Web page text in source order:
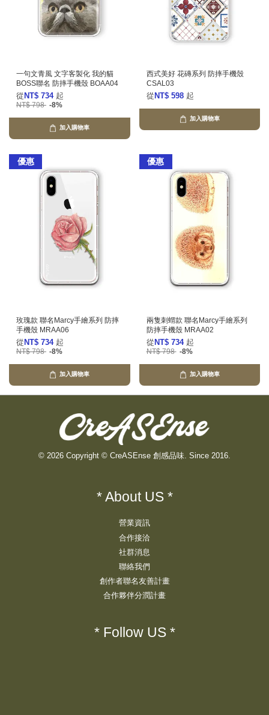
一句文青風 文字客製化 我的貓
BOSS聯名 防摔手機殼 BOAA04
從 NT$ 734 起
NT$ 798 -8%
加入購物車
西式美好 花磚系列 防摔手機殼
CSAL03
從 NT$ 598 起
加入購物車
優惠
玫瑰款 聯名Marcy手繪系列 防摔
手機殼 MRAA06
從 NT$ 734 起
NT$ 798 -8%
加入購物車
優惠
兩隻刺蝟款 聯名Marcy手繪系列
防摔手機殼 MRAA02
從 NT$ 734 起
NT$ 798 -8%
加入購物車
© 2026 Copyright © CreASEnse 創感品味. Since 2016.
* About US *
營業資訊
合作接洽
社群消息
聯絡我們
創作者聯名友善計畫
合作夥伴分潤計畫
* Follow US *